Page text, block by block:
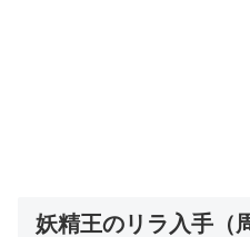
妖精王のリラ入手（